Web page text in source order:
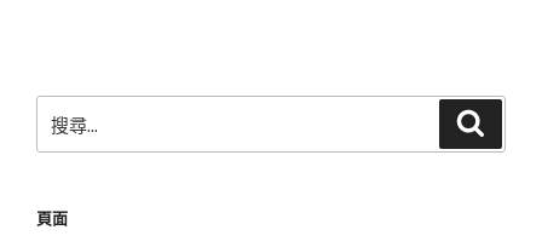
尋
字:
頁面